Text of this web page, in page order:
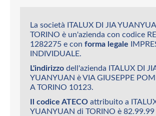
La società ITALUX DI JIA
TORINO è un'azienda con codice
1282275 e con forma legale
INDIVIDUALE.
L'indirizzo dell'azienda ITALUX DI
YUANYUAN è VIA GIUSEPPE
A TORINO 10123.
Il codice ATECO attribuito a
YUANYUAN di TORINO è 82.99.99